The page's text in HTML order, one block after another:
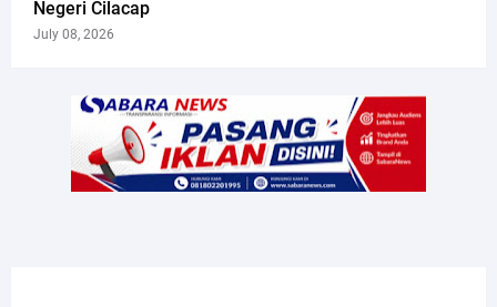
Negeri Cilacap
July 08, 2026